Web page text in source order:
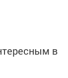
в